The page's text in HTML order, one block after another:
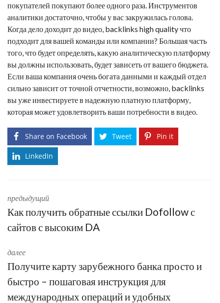
покупателей покупают более одного раза. Инструментов
аналитики достаточно, чтобы у вас закружилась голова.
Когда дело доходит до видео, backlinks high qualityчто
подходит для вашей команды или компании? Большая часть
того, что будет определять, какую аналитическую платформу
вы должны использовать, будет зависеть от вашего бюджета.
Если ваша компания очень богата данными и каждый отдел
сильно зависит от точной отчетности, возможно, backlinks
вы уже инвестируете в надежную платную платформу,
которая может удовлетворить ваши потребности в видео.
Share on Facebook Tweet Pin it
LinkedIn
предыдущий
Как получить обратные ссылки Dofollow с
сайтов с высоким DA
далее
Получите карту зарубежного банка просто и
быстро – пошаговая инструкция для
международных операций и удобных